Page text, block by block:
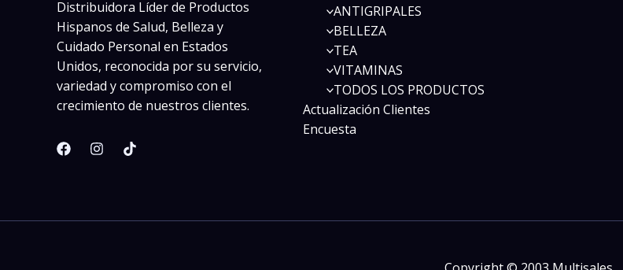
Distribuidora Líder de Productos
Hispanos de Salud, Belleza y
Cuidado Personal en Estados
Unidos, reconocida por su servicio,
variedad y compromiso con el
crecimiento de nuestros clientes.
ANTIGRIPALES
BELLEZA
TEA
VITAMINAS
TODOS LOS PRODUCTOS
Actualización Clientes
Encuesta